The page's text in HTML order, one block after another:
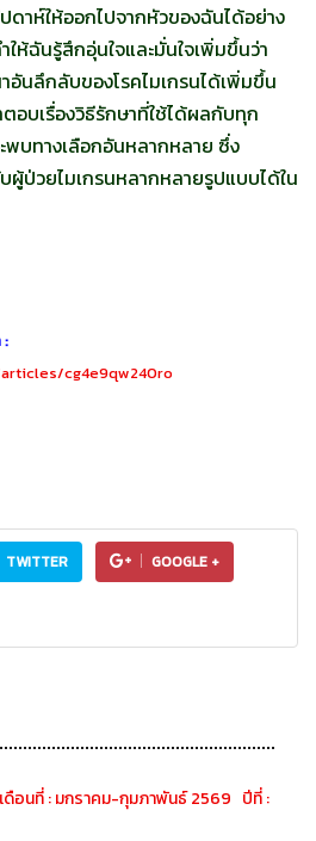
าห์ให้ออกไปจากหัวของฉันได้อย่าง
ห้ฉันรู้สึกอุ่นใจและมั่นใจเพิ่มขึ้นว่า
อันลึกลับของโรคไมเกรนได้เพิ่มขึ้น
ตอบเรื่องวิธีรักษาที่ใช้ได้ผลกับทุก
บทางเลือกอันหลากหลาย ซึ่ง
ผู้ป่วยไมเกรนหลากหลายรูปแบบได้ใน
:
cg4e9qw240ro
TWITTER GOOGLE +
ดือนที่ : มกราคม-กุมภาพันธ์ 2569 ปีที่ :